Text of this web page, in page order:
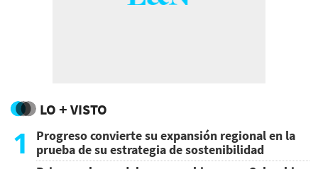
LO + VISTO
1
Progreso convierte su expansión regional en la
prueba de su estrategia de sostenibilidad